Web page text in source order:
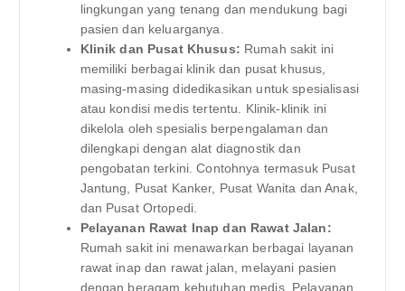
lingkungan yang tenang dan mendukung bagi
pasien dan keluarganya.
Klinik dan Pusat Khusus: Rumah sakit ini
memiliki berbagai klinik dan pusat khusus,
masing-masing didedikasikan untuk spesialisasi
atau kondisi medis tertentu. Klinik-klinik ini
dikelola oleh spesialis berpengalaman dan
dilengkapi dengan alat diagnostik dan
pengobatan terkini. Contohnya termasuk Pusat
Jantung, Pusat Kanker, Pusat Wanita dan Anak,
dan Pusat Ortopedi.
Pelayanan Rawat Inap dan Rawat Jalan:
Rumah sakit ini menawarkan berbagai layanan
rawat inap dan rawat jalan, melayani pasien
dengan beragam kebutuhan medis. Pelayanan